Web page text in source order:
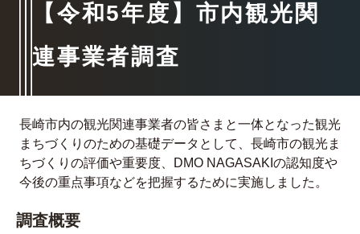
【令和5年度】市内観光関
連事業者調査
長崎市内の観光関連事業者の皆さまと一体となった観光
まちづくりのための基礎データとして、長崎市の観光ま
ちづくりの評価や重要度、DMO NAGASAKIの認知度や
今後の重点事項などを把握するために実施しました。
調査概要